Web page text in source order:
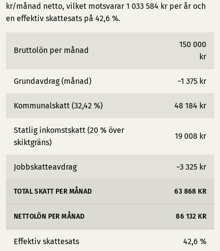
kr/månad netto, vilket motsvarar 1 033 584 kr per år och
en effektiv skattesats på 42,6 %.
Bruttolön per månad
150 000
kr
Grundavdrag (månad) −1 375 kr
Kommunalskatt (32,42 %) 48 184 kr
Statlig inkomstskatt (20 % över
skiktgräns)
19 008 kr
Jobbskatteavdrag −3 325 kr
TOTAL SKATT PER MÅNAD 63 868 KR
NETTOLÖN PER MÅNAD 86 132 KR
Effektiv skattesats 42,6 %